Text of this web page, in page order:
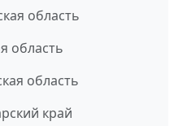
область
область
область
край